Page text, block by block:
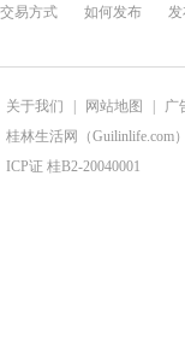
交易方式
如何发布 发
关于我们 网站地图 广
桂林生活网（Guilinlife.com）
ICP证 桂B2-20040001